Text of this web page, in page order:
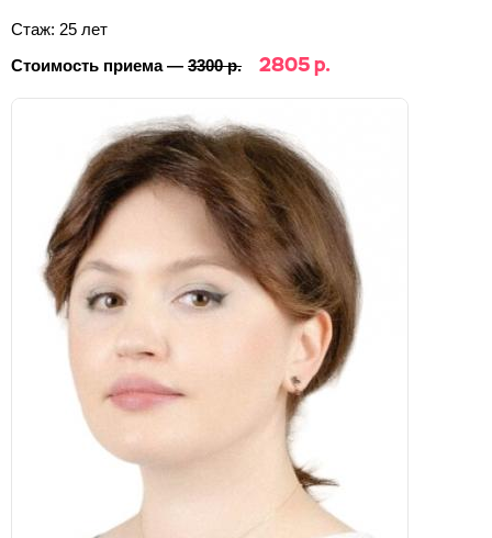
Стаж: 25 лет
Стоимость приема — 3300 р. 2805 р.